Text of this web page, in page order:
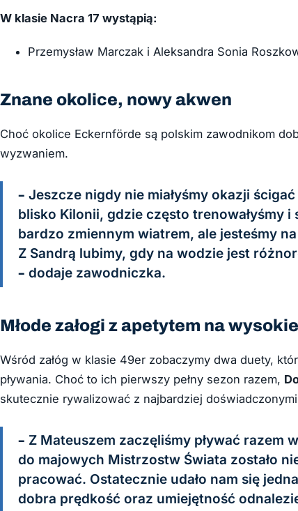
W klasie Nacra 17 wystąpią:
Przemysław Marczak i Aleksandra Sonia
Znane okolice, nowy akwen
Choć okolice Eckernförde są polskim zawodnikom
wyzwaniem.
– Jeszcze nigdy nie miałyśmy okazji
blisko Kilonii, gdzie często trenowałyśmy
bardzo zmiennym wiatrem, ale jesteśmy
Z Sandrą lubimy, gdy na wodzie jest
– dodaje zawodniczka.
Młode załogi z apetytem na
Wśród załóg w klasie 49er zobaczymy dwa duety,
pływania. Choć to ich pierwszy pełny sezon razem,
skutecznie rywalizować z najbardziej doświadczonymi
– Z Mateuszem zaczęliśmy pływać razem
do majowych Mistrzostw Świata zostało
pracować. Ostatecznie udało nam się
dobra prędkość oraz umiejętność